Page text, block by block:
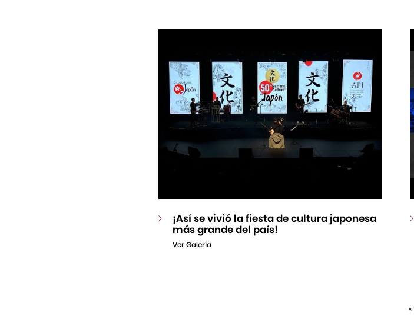
¡Así se vivió la fiesta de cultura japonesa
más grande del país!
Ver Galería
«